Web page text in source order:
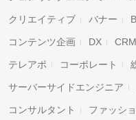
クリエイティブ バナー
コンテンツ企画 DX CRM
テレアポ コーポレート
サーバーサイドエンジニア
コンサルタント ファッシ